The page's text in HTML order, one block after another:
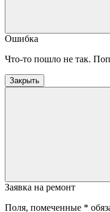
Ошибка
Что-то пошло не так.
Закрыть
Заявка на ремонт
Поля, помеченные *